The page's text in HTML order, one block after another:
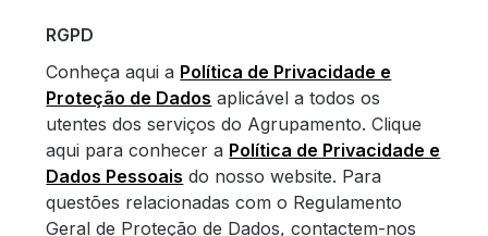
RGPD
Conheça aqui a Política de Privacidade e
Proteção de Dados aplicável a todos os
utentes dos serviços do Agrupamento. Clique
aqui para conhecer a Política de Privacidade e
Dados Pessoais do nosso website. Para
questões relacionadas com o Regulamento
Geral de Proteção de Dados, contactem-nos